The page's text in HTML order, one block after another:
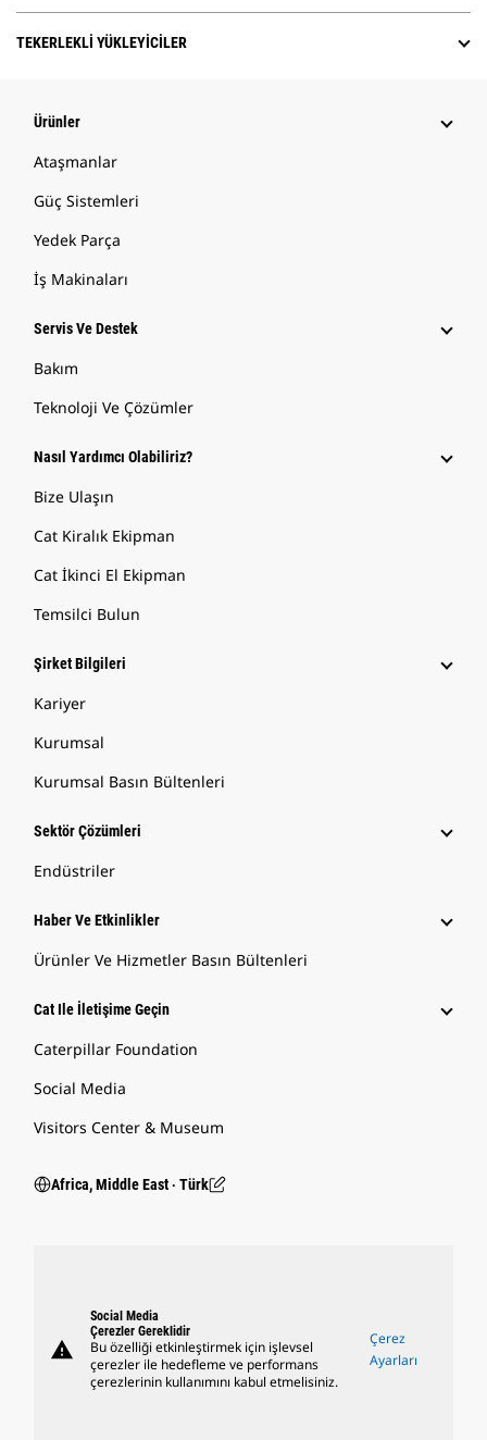
TEKERLEKLI YÜKLEYICILER
Ürünler
Ataşmanlar
Güç Sistemleri
Yedek Parça
İş Makinaları
Servis Ve Destek
Bakım
Teknoloji Ve Çözümler
Nasıl Yardımcı Olabiliriz?
Bize Ulaşın
Cat Kiralık Ekipman
Cat İkinci El Ekipman
Temsilci Bulun
Şirket Bilgileri
Kariyer
Kurumsal
Kurumsal Basın Bültenleri
Sektör Çözümleri
Endüstriler
Haber Ve Etkinlikler
Ürünler Ve Hizmetler Basın Bültenleri
Cat Ile İletişime Geçin
Caterpillar Foundation
Social Media
Visitors Center & Museum
Africa, Middle East ‧ Türk
warning
Social Media
Çerezler Gereklidir
Bu özelliği etkinleştirmek için işlevsel
çerezler ile hedefleme ve performans
çerezlerinin kullanımını kabul etmelisiniz.
Çerez
Ayarları